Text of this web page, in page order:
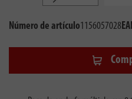
Número de artículo1156057028